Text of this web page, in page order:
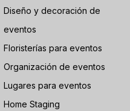
Diseño y decoración de
eventos
Floristerías para eventos
Organización de eventos
Lugares para eventos
Home Staging